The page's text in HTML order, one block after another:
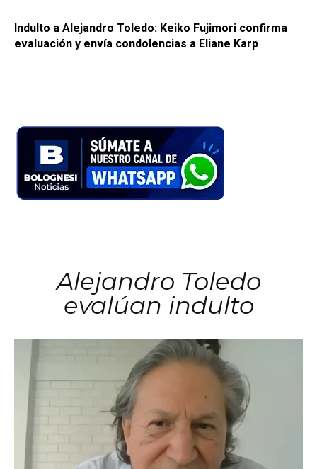
Indulto a Alejandro Toledo: Keiko Fujimori confirma
evaluación y envía condolencias a Eliane Karp
Alejandro Toledo
evalúan indulto